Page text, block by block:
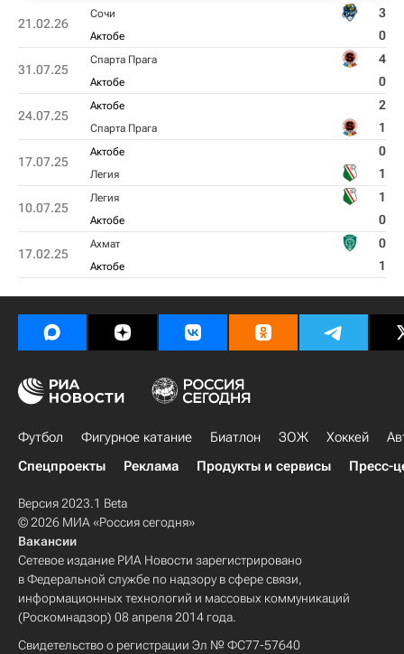
21.02.26
Сочи 3
Актобе 0
31.07.25
Спарта Прага 4
Актобе 0
24.07.25
Актобе 2
Спарта Прага 1
17.07.25
Актобе 0
Легия 1
10.07.25
Легия 1
Актобе 0
17.02.25
Ахмат 0
Актобе 1
Футбол Фигурное катание Биатлон ЗОЖ Хоккей
Спецпроекты
Реклама Продукты и сервисы Пресс-
Версия 2023.1 Beta
© 2026 МИА «Россия сегодня»
Вакансии
Сетевое издание РИА Новости зарегистрировано
в Федеральной службе по надзору в сфере связи,
информационных технологий и массовых коммуникаций
(Роскомнадзор) 08 апреля 2014 года.
Свидетельство о регистрации Эл № ФС77-57640